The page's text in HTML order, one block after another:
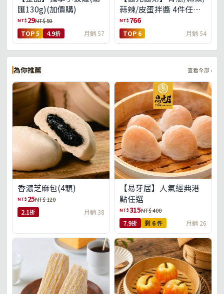
匯130g)(加價購)
NT$ 29NT$ 59
TOP 5 4.9折 月銷 57
蒜辣/皮蛋拌醬 4件任選
(免運組)
NT$ 766
TOP 6 月銷 54
為你推薦 查看全部 ›
香濃芝麻包(4顆)
NT$ 25NT$ 120
2.1折 月銷 38
【易牙居】人氣經典港
點任選
NT$315NT$ 400
7.9折 剩 6 件 月銷 26